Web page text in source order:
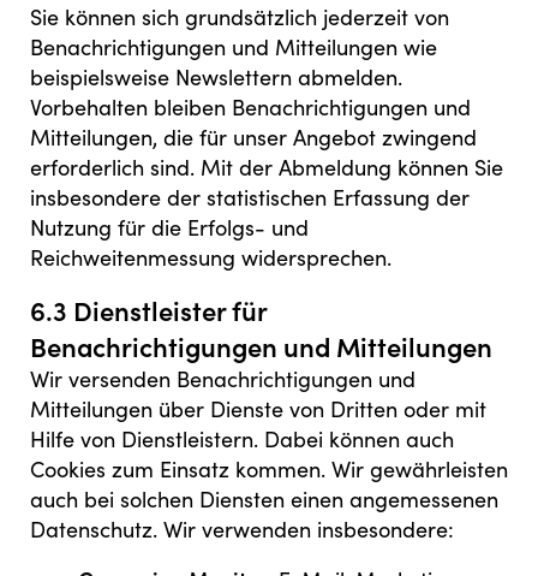
Sie können sich grundsätzlich jederzeit von
Benachrichtigungen und Mitteilungen wie
beispielsweise Newslettern abmelden.
Vorbehalten bleiben Benachrichtigungen und
Mitteilungen, die für unser Angebot zwingend
erforderlich sind. Mit der Abmeldung können Sie
insbesondere der statistischen Erfassung der
Nutzung für die Erfolgs- und
Reichweitenmessung widersprechen.
6.3 Dienstleister für
Benachrichtigungen und Mitteilungen
Wir versenden Benachrichtigungen und
Mitteilungen über Dienste von Dritten oder mit
Hilfe von Dienstleistern. Dabei können auch
Cookies zum Einsatz kommen. Wir gewährleisten
auch bei solchen Diensten einen angemessenen
Datenschutz. Wir verwenden insbesondere: